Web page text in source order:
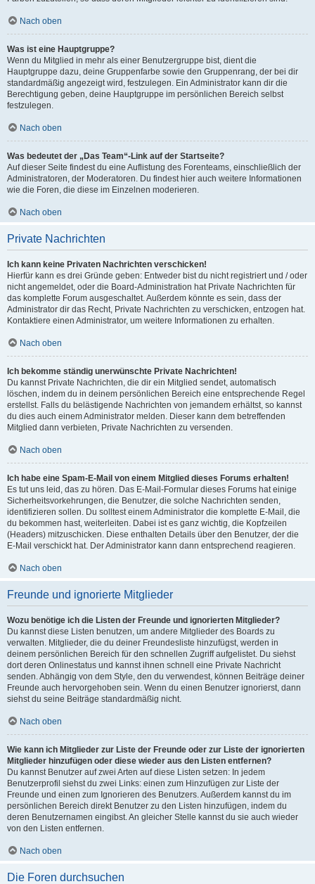
Nach oben
Was ist eine Hauptgruppe?
Wenn du Mitglied in mehr als einer Benutzergruppe bist, dient die
Hauptgruppe dazu, deine Gruppenfarbe sowie den Gruppenrang, der bei dir
standardmäßig angezeigt wird, festzulegen. Ein Administrator kann dir die
Berechtigung geben, deine Hauptgruppe im persönlichen Bereich selbst
festzulegen.
Nach oben
Was bedeutet der „Das Team“-Link auf der Startseite?
Auf dieser Seite findest du eine Auflistung des Forenteams, einschließlich der
Administratoren, der Moderatoren. Du findest hier auch weitere Informationen
wie die Foren, die diese im Einzelnen moderieren.
Nach oben
Private Nachrichten
Ich kann keine Privaten Nachrichten verschicken!
Hierfür kann es drei Gründe geben: Entweder bist du nicht registriert und / oder
nicht angemeldet, oder die Board-Administration hat Private Nachrichten für
das komplette Forum ausgeschaltet. Außerdem könnte es sein, dass der
Administrator dir das Recht, Private Nachrichten zu verschicken, entzogen hat.
Kontaktiere einen Administrator, um weitere Informationen zu erhalten.
Nach oben
Ich bekomme ständig unerwünschte Private Nachrichten!
Du kannst Private Nachrichten, die dir ein Mitglied sendet, automatisch
löschen, indem du in deinem persönlichen Bereich eine entsprechende Regel
erstellst. Falls du belästigende Nachrichten von jemandem erhältst, so kannst
du dies auch einem Administrator melden. Dieser kann dem betreffenden
Mitglied dann verbieten, Private Nachrichten zu versenden.
Nach oben
Ich habe eine Spam-E-Mail von einem Mitglied dieses Forums erhalten!
Es tut uns leid, das zu hören. Das E-Mail-Formular dieses Forums hat einige
Sicherheitsvorkehrungen, die Benutzer, die solche Nachrichten senden,
identifizieren sollen. Du solltest einem Administrator die komplette E-Mail, die
du bekommen hast, weiterleiten. Dabei ist es ganz wichtig, die Kopfzeilen
(Headers) mitzuschicken. Diese enthalten Details über den Benutzer, der die
E-Mail verschickt hat. Der Administrator kann dann entsprechend reagieren.
Nach oben
Freunde und ignorierte Mitglieder
Wozu benötige ich die Listen der Freunde und ignorierten Mitglieder?
Du kannst diese Listen benutzen, um andere Mitglieder des Boards zu
verwalten. Mitglieder, die du deiner Freundesliste hinzufügst, werden in
deinem persönlichen Bereich für den schnellen Zugriff aufgelistet. Du siehst
dort deren Onlinestatus und kannst ihnen schnell eine Private Nachricht
senden. Abhängig von dem Style, den du verwendest, können Beiträge deiner
Freunde auch hervorgehoben sein. Wenn du einen Benutzer ignorierst, dann
siehst du seine Beiträge standardmäßig nicht.
Nach oben
Wie kann ich Mitglieder zur Liste der Freunde oder zur Liste der ignorierten
Mitglieder hinzufügen oder diese wieder aus den Listen entfernen?
Du kannst Benutzer auf zwei Arten auf diese Listen setzen: In jedem
Benutzerprofil siehst du zwei Links: einen zum Hinzufügen zur Liste der
Freunde und einen zum Ignorieren des Benutzers. Außerdem kannst du im
persönlichen Bereich direkt Benutzer zu den Listen hinzufügen, indem du
deren Benutzernamen eingibst. An gleicher Stelle kannst du sie auch wieder
von den Listen entfernen.
Nach oben
Die Foren durchsuchen